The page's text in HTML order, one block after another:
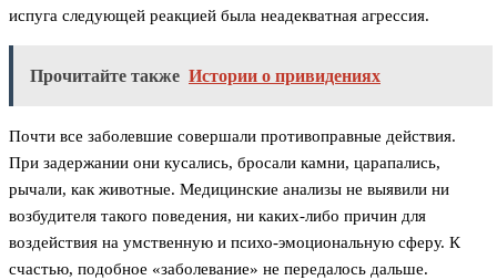
испуга следующей реакцией была неадекватная агрессия.
Прочитайте также Истории о привидениях
Почти все заболевшие совершали противоправные действия.
При задержании они кусались, бросали камни, царапались,
рычали, как животные. Медицинские анализы не выявили ни
возбудителя такого поведения, ни каких-либо причин для
воздействия на умственную и психо-эмоциональную сферу. К
счастью, подобное «заболевание» не передалось дальше.